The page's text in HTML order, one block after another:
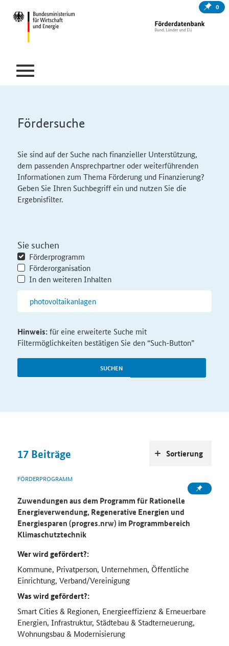
0
Fördersuche
Sie sind auf der Suche nach finanzieller Unterstützung,
dem passenden Ansprechpartner oder weiterführenden
Informationen zum Thema Förderung und Finanzierung?
Geben Sie Ihren Suchbegriff ein und nutzen Sie die
Ergebnisfilter.
Sie suchen
Förderprogramm
Förderorganisation
In den weiteren Inhalten
SUCHEN
Hinweis:für eine erweiterte Suche mit
Filtermöglichkeiten bestätigen Sie den “Such-Button”
17 Beiträge
FÖRDERPROGRAMM
Zuwendungen aus dem Programm für Rationelle
Energieverwendung, Regenerative Energien und
Energiesparen (progres.nrw) im Programmbereich
Klimaschutztechnik
Wer wird gefördert?:
Kommune, Privatperson, Unternehmen, Öffentliche
Einrichtung, Verband/Vereinigung
Was wird gefördert?:
Smart Cities & Regionen, Energieeffizienz & Erneuerbare
Energien, Infrastruktur, Städtebau & Stadterneuerung,
Wohnungsbau & Modernisierung
Sortierung